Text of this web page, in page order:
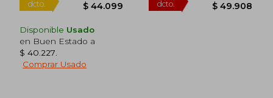
Disponible Usado
en Buen Estado a
$ 40.227
Comprar Usado